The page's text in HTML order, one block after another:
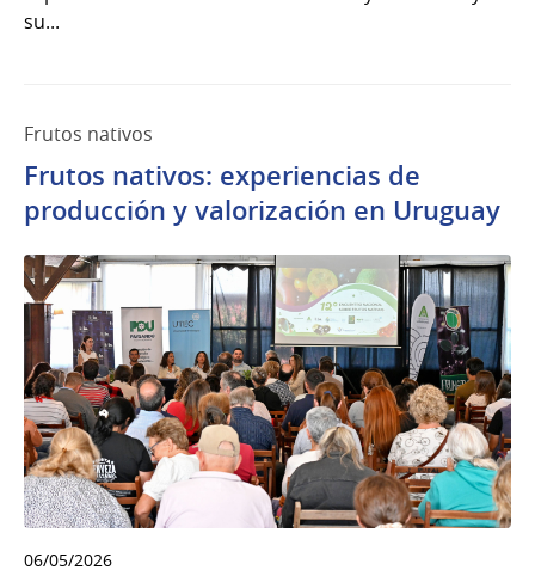
su...
Frutos nativos
Frutos nativos: experiencias de
producción y valorización en Uruguay
06/05/2026